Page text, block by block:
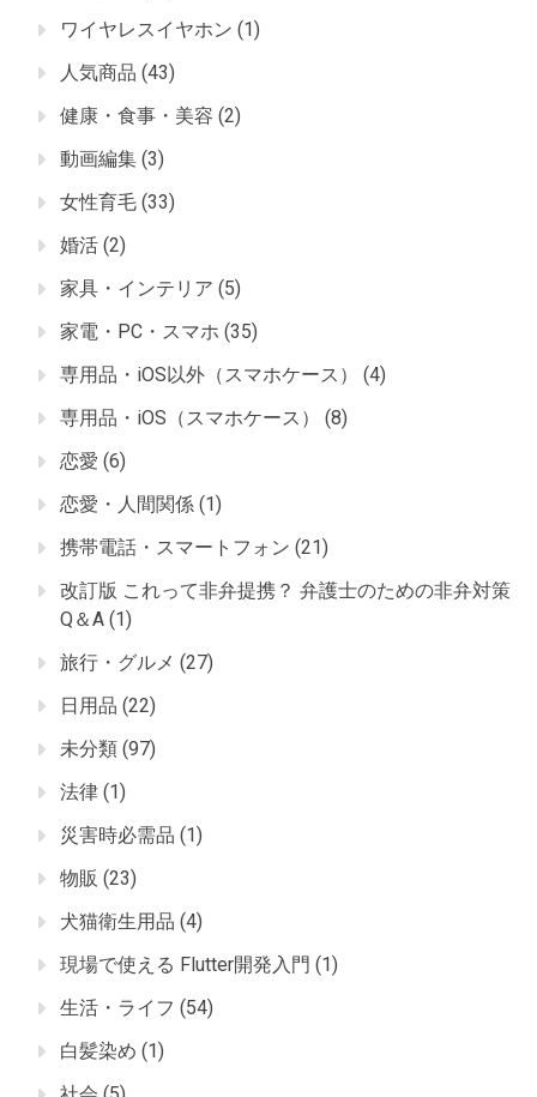
ワイヤレスイヤホン (1)
人気商品 (43)
健康・食事・美容 (2)
動画編集 (3)
女性育毛 (33)
婚活 (2)
家具・インテリア (5)
家電・PC・スマホ (35)
専用品・iOS以外（スマホケース）
(4)
専用品・iOS（スマホケース）
(8)
恋愛 (6)
恋愛・人間関係 (1)
携帯電話・スマートフォン (21)
改訂版 これって非弁提携？ 弁護士のための非弁対策
Q＆A (1)
旅行・グルメ (27)
日用品 (22)
未分類 (97)
法律 (1)
災害時必需品 (1)
物販 (23)
犬猫衛生用品 (4)
現場で使える Flutter開発入門 (1)
生活・ライフ (54)
白髪染め (1)